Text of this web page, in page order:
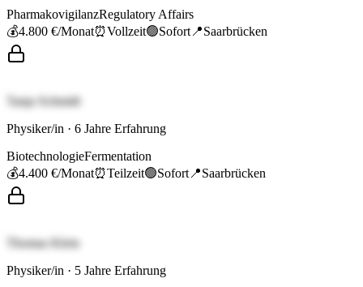
PharmakovigilanzRegulatory Affairs
💰4.800 €/Monat⏰Vollzeit🟢Sofort 📍Saarbrücken
Tanja Schmidt
Physiker/in · 6 Jahre Erfahrung
BiotechnologieFermentation
💰4.400 €/Monat⏰Teilzeit🟢Sofort 📍Saarbrücken
Thomas Klein
Physiker/in · 5 Jahre Erfahrung